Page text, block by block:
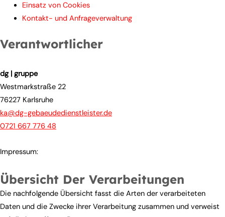
Einsatz von Cookies
Kontakt- und Anfrageverwaltung
Verantwortlicher
dg | gruppe
Westmarkstraße 22
76227 Karlsruhe
ka@dg-gebaeudedienstleister.de
0721 667 776 48
Impressum:
Übersicht Der Verarbeitungen
Die nachfolgende Übersicht fasst die Arten der verarbeiteten
Daten und die Zwecke ihrer Verarbeitung zusammen und verweist